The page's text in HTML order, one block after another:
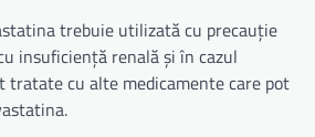
trebuie utilizată cu precauție
insuficiență renală și în cazul
tratate cu alte medicamente care pot